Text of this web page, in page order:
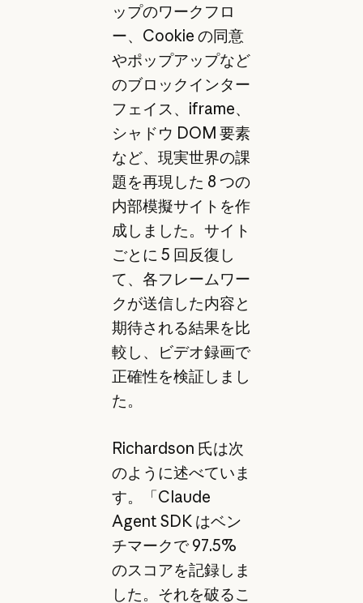
ップのワークフロ
ー、Cookie の同意
やポップアップなど
のブロックインター
フェイス、iframe、
シャドウ DOM 要素
など、現実世界の課
題を再現した 8 つの
内部模擬サイトを作
成しました。サイト
ごとに 5 回反復し
て、各フレームワー
クが送信した内容と
期待される結果を比
較し、ビデオ録画で
正確性を検証しまし
た。
Richardson 氏は次
のように述べていま
す。「Claude
Agent SDK はベン
チマークで 97.5%
のスコアを記録しま
した。それを破るこ